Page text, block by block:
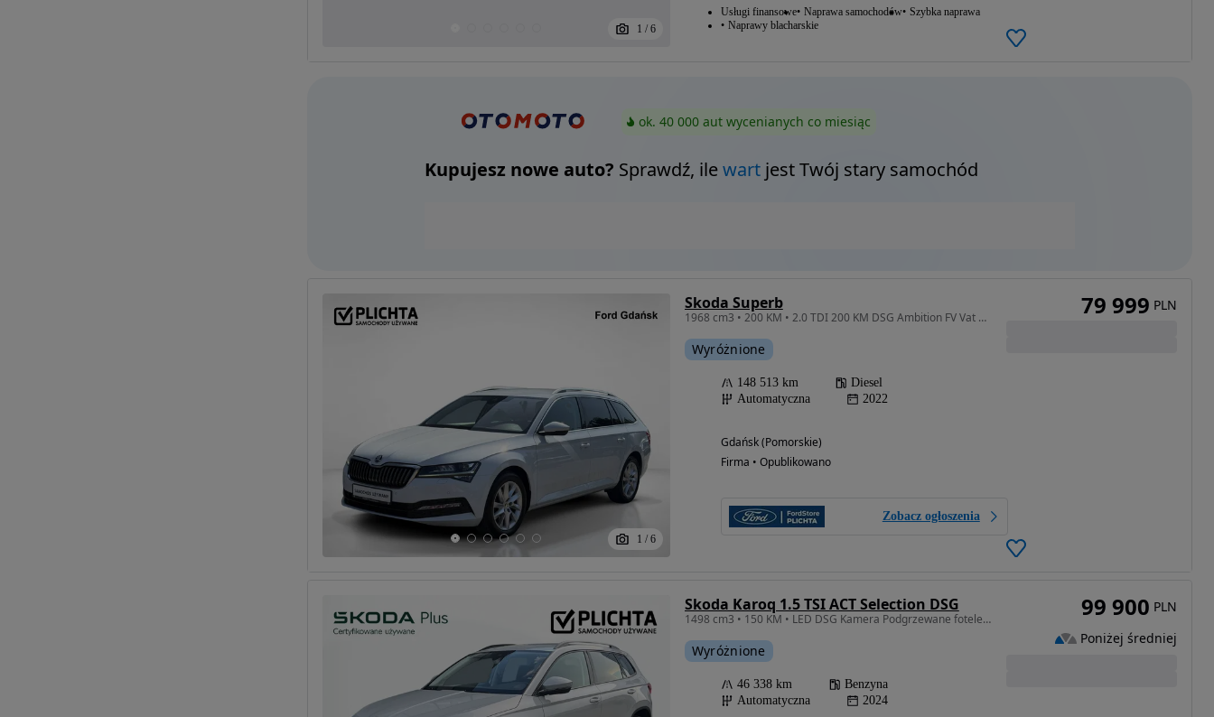
1 / 6
Usługi finansowe Naprawa samochodów Szybka naprawa
Naprawy blacharskie
ok. 40 000 aut wycenianych co miesiąc
Kupujesz nowe auto? Sprawdź, ilewartjest Twój stary samochód
1 / 6
Skoda Superb
1968 cm3 • 200 KM • 2.0 TDI 200 KM DSG Ambition FV Vat 23%
Wyróżnione
148 513 km
Diesel
Automatyczna
2022
Gdańsk (Pomorskie)
Firma • Opublikowano
Zobacz ogłoszenia
79 999 PLN
Skoda Karoq 1.5 TSI ACT Selection DSG
1498 cm3 • 150 KM • LED DSG Kamera Podgrzewane fotele/kierownica Smarlink Czujniki FV23%
Wyróżnione
46 338 km
Benzyna
Automatyczna
2024
99 900 PLN
Poniżej średniej